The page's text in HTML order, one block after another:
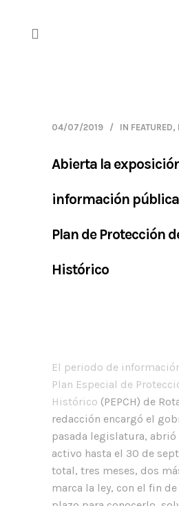
04/07/2019 IN FEATURED,
Abierta la
información
Plan de Protección
Histórico
El periodo de
Plan Especial de
Histórico (PEPCH) de
redacción encargó el
pasada legislatura, abrió
activo hasta el 30 de
total, tres meses, dos
marca la ley, con el fin